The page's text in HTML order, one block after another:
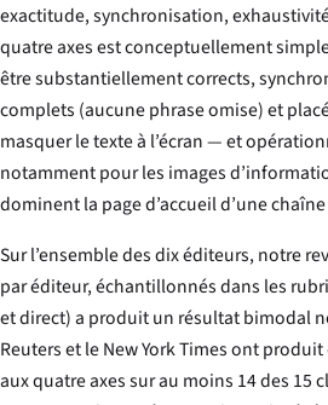
exactitude, synchronisation,
quatre axes est conceptuellement
être substantiellement corrects,
complets (aucune phrase omise) et
masquer le texte à l’écran — et
notamment pour les images
dominent la page d’accueil d’une
Sur l’ensemble des dix éditeurs, notre
par éditeur, échantillonnés dans les
et direct) a produit un résultat bimodal
Reuters et le New York Times ont
aux quatre axes sur au moins 14 des